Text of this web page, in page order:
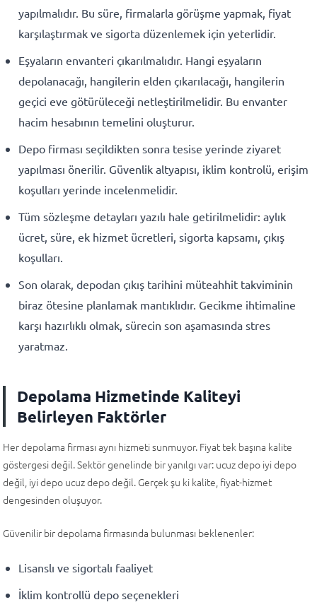
yapılmalıdır. Bu süre, firmalarla görüşme yapmak, fiyat
karşılaştırmak ve sigorta düzenlemek için yeterlidir.
Eşyaların envanteri çıkarılmalıdır. Hangi eşyaların
depolanacağı, hangilerin elden çıkarılacağı, hangilerin
geçici eve götürüleceği netleştirilmelidir. Bu envanter
hacim hesabının temelini oluşturur.
Depo firması seçildikten sonra tesise yerinde ziyaret
yapılması önerilir. Güvenlik altyapısı, iklim kontrolü, erişim
koşulları yerinde incelenmelidir.
Tüm sözleşme detayları yazılı hale getirilmelidir: aylık
ücret, süre, ek hizmet ücretleri, sigorta kapsamı, çıkış
koşulları.
Son olarak, depodan çıkış tarihini müteahhit takviminin
biraz ötesine planlamak mantıklıdır. Gecikme ihtimaline
karşı hazırlıklı olmak, sürecin son aşamasında stres
yaratmaz.
Depolama Hizmetinde Kaliteyi
Belirleyen Faktörler
Her depolama firması aynı hizmeti sunmuyor. Fiyat tek başına kalite
göstergesi değil. Sektör genelinde bir yanılgı var: ucuz depo iyi depo
değil, iyi depo ucuz depo değil. Gerçek şu ki kalite, fiyat-hizmet
dengesinden oluşuyor.
Güvenilir bir depolama firmasında bulunması beklenenler:
Lisanslı ve sigortalı faaliyet
İklim kontrollü depo seçenekleri